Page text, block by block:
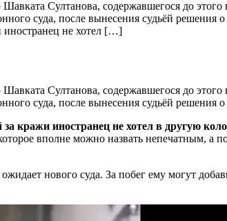
Султанова, содержавшегося до
суда, после вынесения судьёй решения
иностранец не хотел […]
Султанова, содержавшегося до этого
суда, после вынесения судьёй решения
кражи иностранец не хотел в другую
вполне можно назвать непечатным, а
нового суда. За побег ему могут